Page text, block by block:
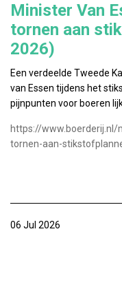
Minister Van
tornen aan
2026)
Een verdeelde Tweede
van Essen tijdens het
pijnpunten voor boeren
https://
tornen-aan-
06 Jul 2026